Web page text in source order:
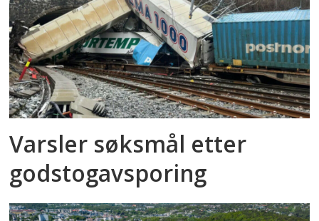
Varsler søksmål etter
godstog­avsporing